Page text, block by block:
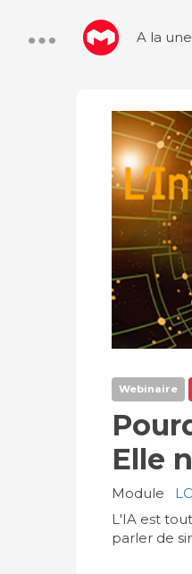
A la une
Webinaire
Elle
Module
L'IA est
parler de